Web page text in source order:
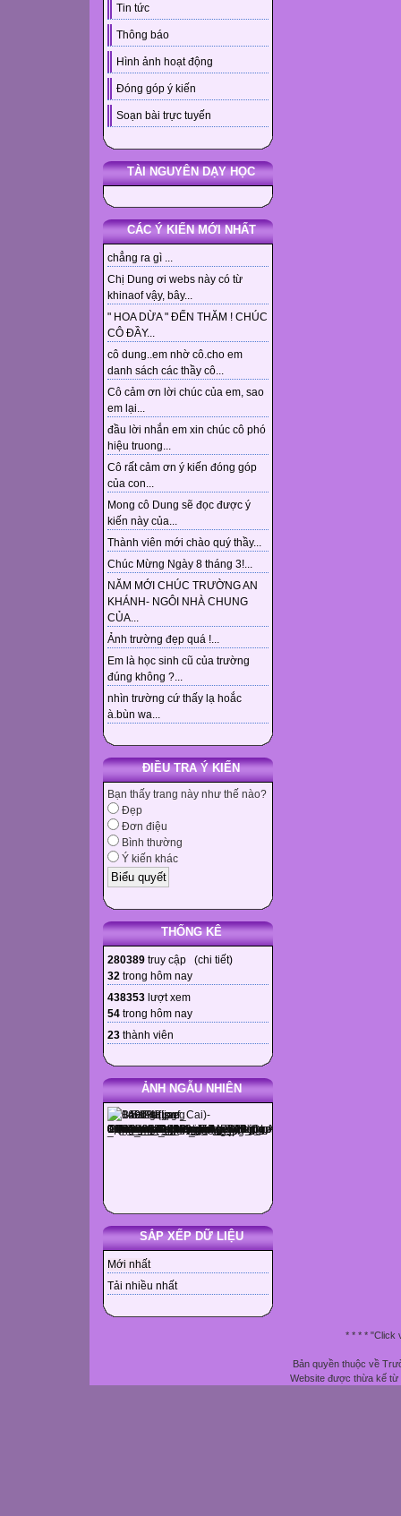
Tin tức
Thông báo
Hình ảnh hoạt động
Đóng góp ý kiến
Soạn bài trực tuyến
TÀI NGUYÊN DẠY HỌC
CÁC Ý KIẾN MỚI NHẤT
chẳng ra gì ...
Chị Dung ơi webs này có từ
khinaof vậy, bây...
" HOA DỪA " ĐẾN THĂM ! CHÚC
CÔ ĐẦY...
cô dung..em nhờ cô.cho em
danh sách các thầy cô...
Cô cảm ơn lời chúc của em, sao
em lại...
đầu lời nhắn em xin chúc cô phó
hiệu truong...
Cô rất cảm ơn ý kiến đóng góp
của con...
Mong cô Dung sẽ đọc được ý
kiến này của...
Thành viên mới chào quý thầy...
Chúc Mừng Ngày 8 tháng 3!...
NĂM MỚI CHÚC TRƯỜNG AN
KHÁNH- NGÔI NHÀ CHUNG
CỦA...
Ảnh trường đẹp quá !...
Em là học sinh cũ của trường
đúng không ?...
nhìn trường cứ thấy lạ hoắc
à.bùn wa...
ĐIỀU TRA Ý KIẾN
Bạn thấy trang này như thế nào?
Đẹp
Đơn điệu
Bình thường
Ý kiến khác
THỐNG KÊ
280389 truy cập (chi tiết)
32 trong hôm nay
438353 lượt xem
54 trong hôm nay
23 thành viên
ẢNH NGẪU NHIÊN
SẮP XẾP DỮ LIỆU
Mới nhất
Tải nhiều nhất
* * * * "Click
Bản quyền thuộc về
Website được thừa kế từ